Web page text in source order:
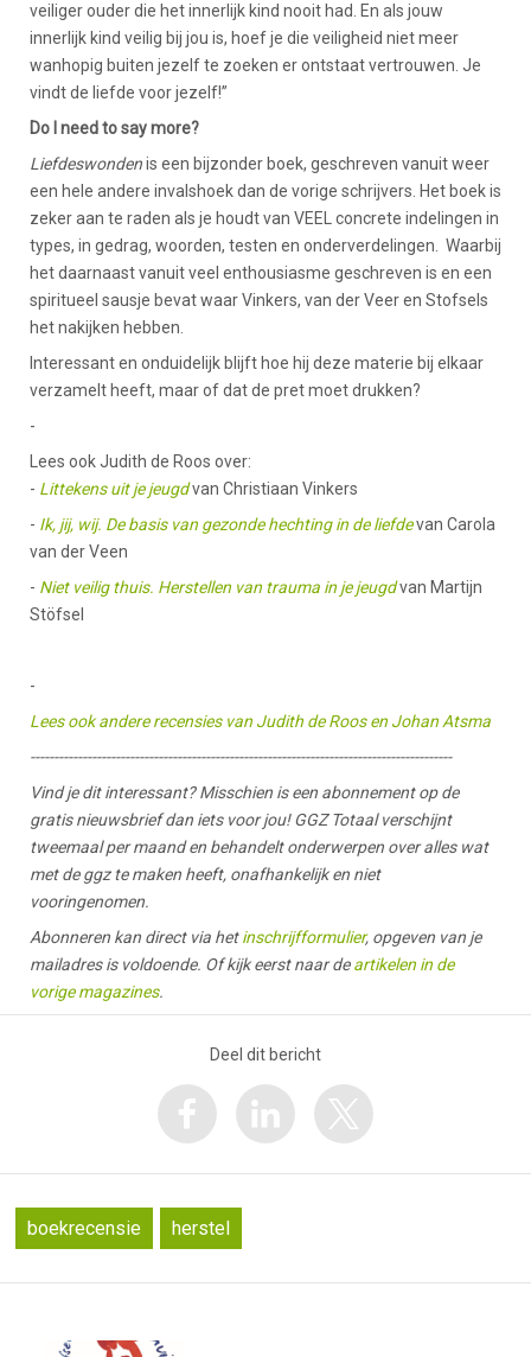
veiliger ouder die het innerlijk kind nooit had. En als jouw
innerlijk kind veilig bij jou is, hoef je die veiligheid niet meer
wanhopig buiten jezelf te zoeken er ontstaat vertrouwen. Je
vindt de liefde voor jezelf!”
Do I need to say more?
Liefdeswondenis een bijzonder boek, geschreven vanuit weer
een hele andere invalshoek dan de vorige schrijvers. Het boek is
zeker aan te raden als je houdt van VEEL concrete indelingen in
types, in gedrag, woorden, testen en onderverdelingen. Waarbij
het daarnaast vanuit veel enthousiasme geschreven is en een
spiritueel sausje bevat waar Vinkers, van der Veer en Stofsels
het nakijken hebben.
Interessant en onduidelijk blijft hoe hij deze materie bij elkaar
verzamelt heeft, maar of dat de pret moet drukken?
-
Lees ook Judith de Roos over:
- Littekens uit je jeugdvan Christiaan Vinkers
- Ik, jij, wij. De basis van gezonde hechting in de liefdevan Carola
van der Veen
- Niet veilig thuis. Herstellen van trauma in je jeugdvan Martijn
Stöfsel
-
Lees ook andere recensies van Judith de Roos en Johan Atsma
-----------------------------------------------------------------------------------------
Vind je dit interessant? Misschien is een abonnement op de
gratis nieuwsbrief dan iets voor jou! GGZ Totaal verschijnt
tweemaal per maand en behandelt onderwerpen over alles wat
met de ggz te maken heeft, onafhankelijk en niet
vooringenomen.
Abonneren kan direct via hetinschrijfformulier, opgeven van je
mailadres is voldoende. Of kijk eerst naar deartikelen in de
vorige magazines.
Deel dit bericht
boekrecensie herstel